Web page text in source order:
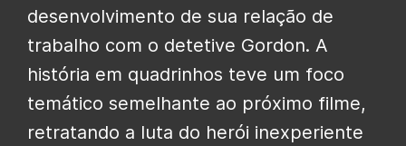
desenvolvimento de sua relação de
trabalho com o detetive Gordon. A
história em quadrinhos teve um foco
temático semelhante ao próximo filme,
retratando a luta do herói inexperiente